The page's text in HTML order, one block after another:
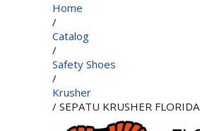
Home
/
Catalog
/
Safety Shoes
/
Krusher
/ SEPATU KRUSHER FLORIDA